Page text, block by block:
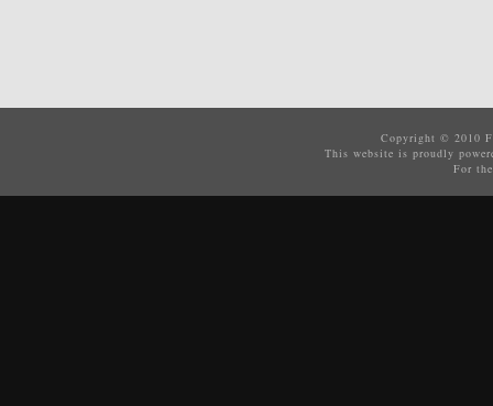
Copyright © 2010
This website is proudly
For